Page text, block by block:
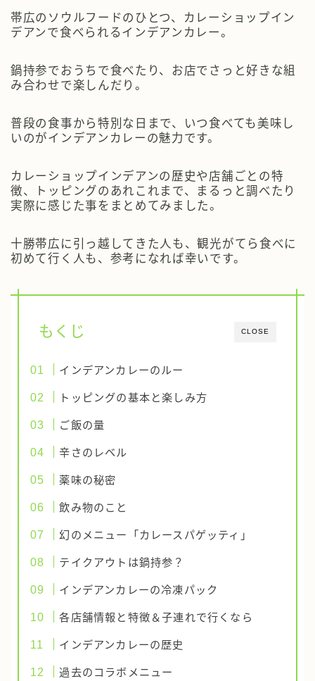
帯広のソウルフードのひとつ、カレーショップイン
デアンで食べられるインデアンカレー。
鍋持参でおうちで食べたり、お店でさっと好きな組
み合わせで楽しんだり。
普段の食事から特別な日まで、いつ食べても美味し
いのがインデアンカレーの魅力です。
カレーショップインデアンの歴史や店舗ごとの特
徴、トッピングのあれこれまで、まるっと調べたり
実際に感じた事をまとめてみました。
十勝帯広に引っ越してきた人も、観光がてら食べに
初めて行く人も、参考になれば幸いです。
CLOSE
もくじ
インデアンカレーのルー
トッピングの基本と楽しみ方
ご飯の量
辛さのレベル
薬味の秘密
飲み物のこと
幻のメニュー「カレースパゲッティ」
テイクアウトは鍋持参？
インデアンカレーの冷凍パック
各店舗情報と特徴＆子連れで行くなら
インデアンカレーの歴史
過去のコラボメニュー